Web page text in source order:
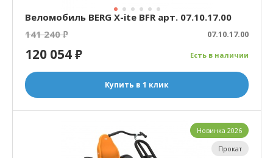
Веломобиль BERG X-ite BFR арт. 07.10.17.00
141 240₽ 07.10.17.00
Есть в наличии
120 054₽
Купить в 1 клик
Новинка 2026
Прокат